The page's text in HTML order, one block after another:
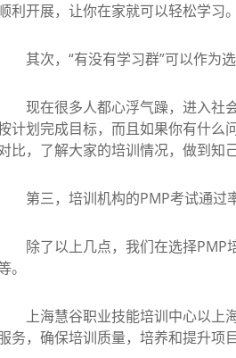
利开展，让你在家就可以轻松学习。
其次，“有没有学习群”可以作为选
现在很多人都心浮气躁，进入社会
计划完成目标，而且如果你有什么
比，了解大家的培训情况，做到知
第三，培训机构的PMP考试通过率
除了以上几点，我们在选择PMP
。
上海慧谷职业技能培训中心以上海
务，确保培训质量，培养和提升项